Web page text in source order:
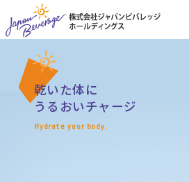
お知らせ
会社情報
環境への取組み
プライバシーポリシ
乾いた体に
うるおいチャージ
Hydrate your body.
コーヒーは
いつも私たちに
閃きをくれる
Coffee boost us sparkling creativity.
忙しい時も
この一杯で
ほっとひといき
Just a cup of coffee